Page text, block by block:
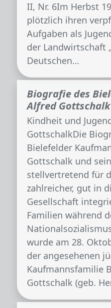
II, Nr. 6Im Herbst
plötzlich ihren
Aufgaben als
der Landwirtschaft
Deutschen…
Biografie des
Alfred Gottschalk
Kindheit und
GottschalkDie
Bielefelder
Gottschalk und
stellvertretend für
zahlreicher, gut in
Gesellschaft
Familien während
wurde am 28.
der angesehenen
Kaufmannsfamilie
Gottschalk (geb.